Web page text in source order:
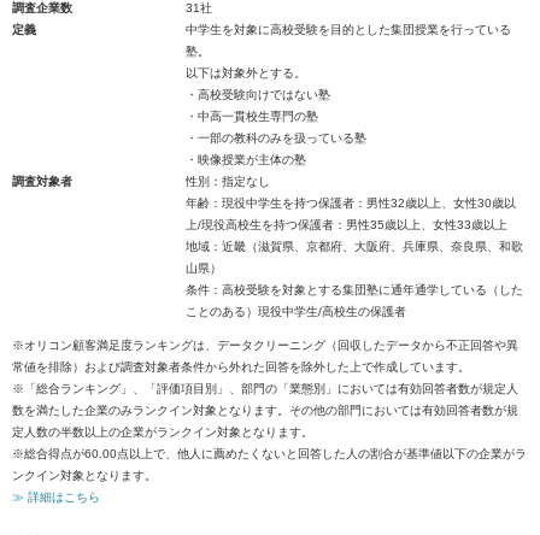
調査企業数
31社
定義
中学生を対象に高校受験を目的とした集団授業を行っている
塾。
以下は対象外とする。
・高校受験向けではない塾
・中高一貫校生専門の塾
・一部の教科のみを扱っている塾
・映像授業が主体の塾
調査対象者
性別：指定なし
年齢：現役中学生を持つ保護者：男性32歳以上、女性30歳以
上/現役高校生を持つ保護者：男性35歳以上、女性33歳以上
地域：近畿（滋賀県、京都府、大阪府、兵庫県、奈良県、和歌
山県）
条件：高校受験を対象とする集団塾に通年通学している（した
ことのある）現役中学生/高校生の保護者
※オリコン顧客満足度ランキングは、データクリーニング（回収したデータから不正回答や異
常値を排除）および調査対象者条件から外れた回答を除外した上で作成しています。
※「総合ランキング」、「評価項目別」、部門の「業態別」においては有効回答者数が規定人
数を満たした企業のみランクイン対象となります。その他の部門においては有効回答者数が規
定人数の半数以上の企業がランクイン対象となります。
※総合得点が60.00点以上で、他人に薦めたくないと回答した人の割合が基準値以下の企業がラ
ンクイン対象となります。
≫ 詳細はこちら